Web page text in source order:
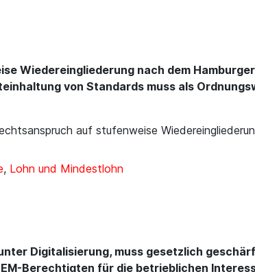
Wiedereingliederung nach dem
von Standards muss als
auf stufenweise
, Lohn und Mindestlohn
Digitalisierung, muss gesetzlich
Berechtigten für die betrieblichen